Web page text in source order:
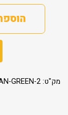
לחממה
מק"ט:GREEN-2